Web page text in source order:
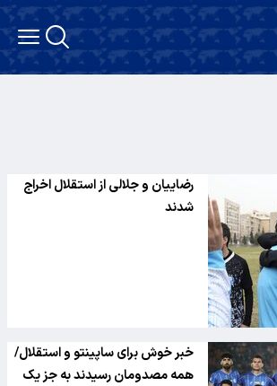
رضاییان و جلالی از استقلال اخراج
شدند
خبر خوش برای ساپینتو و استقلال/
همه مصدومان رسیدند به جز یک